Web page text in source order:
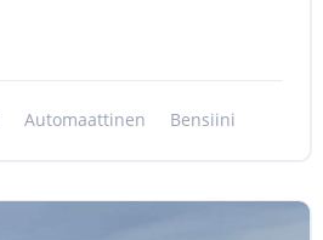
Automaattinen Bensiini